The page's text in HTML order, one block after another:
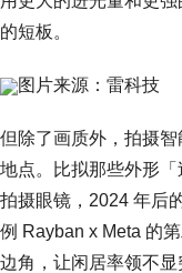
的短板。
图片来源：雷科技
但除了画质外，拍摄
地点。比拟那些外形
拍摄眼镜，2024 年后
例 Rayban x Meta 的
边角，让闲居率领不显